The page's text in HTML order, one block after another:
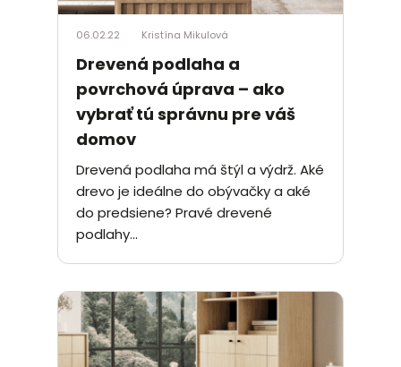
06.02.22 Kristína Mikulová
Drevená podlaha a
povrchová úprava – ako
vybrať tú správnu pre váš
domov
Drevená podlaha má štýl a výdrž. Aké
drevo je ideálne do obývačky a aké
do predsiene? Pravé drevené
podlahy...